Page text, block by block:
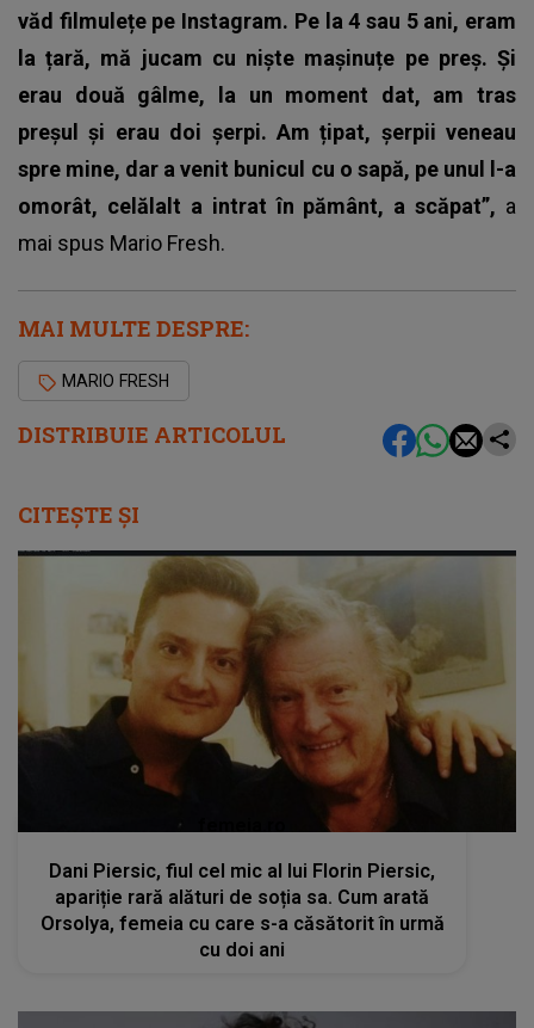
DISTRIBUIE ARTICOLUL
văd filmulețe pe Instagram. Pe la 4 sau 5 ani, eram
la țară, mă jucam cu niște mașinuțe pe preș. Și
erau două gâlme, la un moment dat, am tras
preșul și erau doi șerpi. Am țipat, șerpii veneau
spre mine, dar a venit bunicul cu o sapă, pe unul l-a
omorât, celălalt a intrat în pământ, a scăpat”, a
mai spus Mario Fresh.
MAI MULTE DESPRE:
MARIO FRESH
CITEȘTE ȘI
Dani Piersic, fiul cel mic al lui Florin Piersic,
apariție rară alături de soția sa. Cum arată
Orsolya, femeia cu care s-a căsătorit în urmă
cu doi ani